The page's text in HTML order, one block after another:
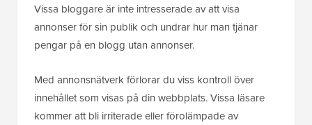
Vissa bloggare är inte intresserade av att visa
annonser för sin publik och undrar hur man tjänar
pengar på en blogg utan annonser.
Med annonsnätverk förlorar du viss kontroll över
innehållet som visas på din webbplats. Vissa läsare
kommer att bli irriterade eller förolämpade av